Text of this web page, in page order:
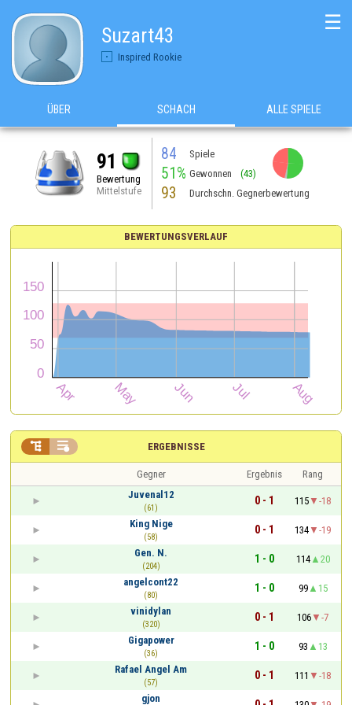
Suzart43
Inspired Rookie
☰
ÜBER SCHACH ALLE SPIELE
91
Bewertung
Mittelstufe
84 Spiele
51% Gewonnen (43)
93 Durchschn. Gegnerbewertung
BEWERTUNGSVERLAUF
ERGEBNISSE
 
Gegner Ergebnis
Rang
Juvenal12
(61)
0 - 1 115
-18
King Nige
(58)
0 - 1 134
-19
Gen. N.
(204)
1 - 0 114
20
angelcont22
(80)
1 - 0 99
15
vinidylan
(320)
0 - 1 106
-7
Gigapower
(36)
1 - 0 93
13
Rafael Angel Am
(57)
0 - 1 111
-18
gjon